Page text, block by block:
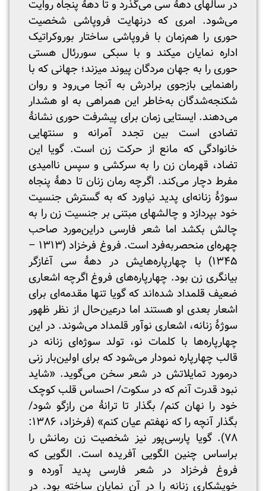
در سال‎های دهۀ سی می‌گذرد و تا دهۀ پنجاه روایت
می‌شود. امری که درنهایت فروپاشی شخصیت
حوری را هم‌زمان با فروپاشی ساختار بوروکراتیک
اداره نمایان می‎کند و با سبکی سوررئال هستی
حوری را به جهان مردگان پیوند می‎زند؛ جهانی که با
راهنمایی بازجوی برادرش به آنجا می‌رود و روان
شکنجه‌شدگان به‌خاطر این همراهی به او هشدار
می‌دهند. ایستایی زمان برای پیشرفت حوری نشانۀ
تضادی است بین تجدد آمرانه و سنت‎هایی
خانوادگی که مانع از حرکت زن است. گویا این
تضاد، قهرمان زن را به سرکشی و سپس ناامیدی
مفرط دچار می‌کند. اگرچه رمان زنان تا دهۀ پنجاه
سوژۀ زنانه‌ای پدید نیاورد که به گسترش جنسیت
خود بپردازد و چالش‎های مبتنی بر جنسیت زن را به
چالش بکشد اما شعر فارسی دراین‌مورد صاحب
چهره‌ای منحصربه‌فرد است. فروغ فرخزاد (۱۳۱۳ –
۱۳۴۵) با چهارپاره‌هایش در دهۀ سی آغازگر
بیانگری زن بود. چهارپاره‌های فروغ اگرچه اشعاری
ضعیف قلمداد شده‌اند که گویا تنها مقدمه‌ای برای
اشعار بعدی او هستند اما درعین‌حال از نظر ظهور
سوژۀ زنانه، اشعاری نوآور قلمداد می‌شوند. در این
چهارپاره‌ها با کلمات نو، تولد سوژه‌ای زنانه در
قالب چهارپاره نمودار می‌شود که برای اولین‌بار زنی
درمورد تمایلاتش در شعر سخن می‌گوید. «شاید
نبود قدرت آنم که در سکوت/ احساس قلب کوچک
خود را نهان کنم/ بگذار تا ترانۀ من رازگو شود/
بگذار آنچه را که نهفتم عیان کنم» (فرخزاد، ۱۳۸۶:
۷۸). گویا پارسی‌پور نیز شخصیت زن رمانش را
براساس چنین الگویی آفریده است. الگویی که
فروغ فرخزاد در شعر فارسی پدید آورده و
خویشکاری زنانه را در آن نمایان ساخته بود. در